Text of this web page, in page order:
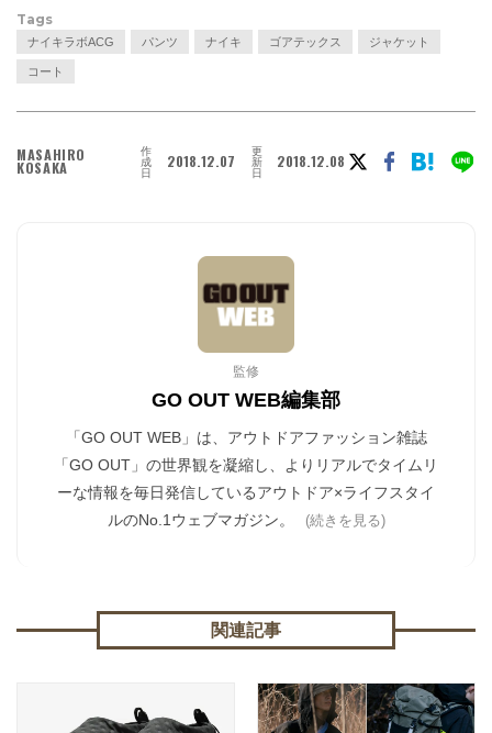
Tags
ナイキラボACG パンツ ナイキ ゴアテックス ジャケット
コート
MASAHIRO
KOSAKA
作
成
日
2018.12.07 更
新
日
2018.12.08
監修
GO OUT WEB編集部
「GO OUT WEB」は、アウトドアファッション雑誌
「GO OUT」の世界観を凝縮し、よりリアルでタイムリ
ーな情報を毎日発信しているアウトドア×ライフスタイ
ルのNo.1ウェブマガジン。
(続きを見る)
関連記事